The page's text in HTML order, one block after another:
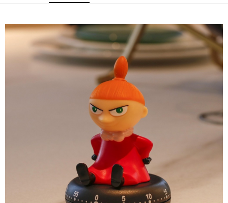
4.訂單成立30分鐘內，如未前往確認交易或遇審核未通過，訂單將自動取
法說明評估內容。
【繳款方式說明】
1.分期款項不併入電信帳單，「大哥付你分期」於每月結算日後寄送繳費提
2.透過簡訊連結打開帳單後，可選擇「超商條碼／台灣大直營門市／銀行轉
帳／街口支付／iPASS MONEY」等通路繳費。
1.本服務係由「台灣大哥大股份有限公司」（以下簡稱本公司）所提供，讓
用戶於交易時，得透過本服務購買商品或服務，並由商店將買賣／分期付款
買賣價金債權讓與本公司後，依約使用本公司帳單繳交帳款。
2.基於同意付款使用「大哥付你分期」之契約關係目的，商店將以您的個人
資料（包含姓名、電話或地址）提供予台灣大哥大進項蒐集、處理及利用，
由本公司與您本人進行分期帳單所需資料之確認、核對及更正。
3.完整用戶服務條款，請詳閱以下連結：
https://oppay.tw/userRule
３．安心：先確認商品／服務後，再付款。
【「AFTEE先享後付」結帳流程】
１．於結帳方式選擇「AFTEE先享後付」後，將跳轉至「AFTEE先享後付」
結帳頁面，進行簡訊認證並確認金額後，即可完成結帳。
２．訂單成立數日內，您將收到繳費通知簡訊。
３．收到繳費通知簡訊後14天內，點擊此簡訊中的連結，可透過四大超商／
ATM／網路銀行／等多元方式進行付款，方視為交易完成。
※ 請注意：結帳手續完成當下不需立刻繳費，但若您需要取消訂單，請聯絡
購買商品的店家。未經商家同意取消之訂單仍視為有效，需透過AFTEE先享
※ 交易是否成功請以「AFTEE先享後付 」之結帳頁面顯示為準，若有關於
是否繳費成功／繳費後需取消欲退款等相關疑問，請聯繫「AFTEE先享後付
https://netprotections.freshdesk.com/support/home
１．透過由恩沛科技股份有限公司提供之「AFTEE先享後付」服務完成之交
易，需依本服務之必要範圍內提供個人資料，並將交易相關給付款項請求債
權轉讓予恩沛科技股份有限公司。
２．關於個人資料處理事宜，請瀏覽以下網址：
宅配
每筆NT$100，滿NT$1,000(含以上)免運費